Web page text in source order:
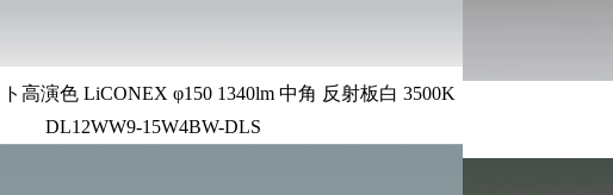
高演色 LiCONEX φ150 1340lm 中角 反射板白 3500K
DL12WW9-15W4BW-DLS